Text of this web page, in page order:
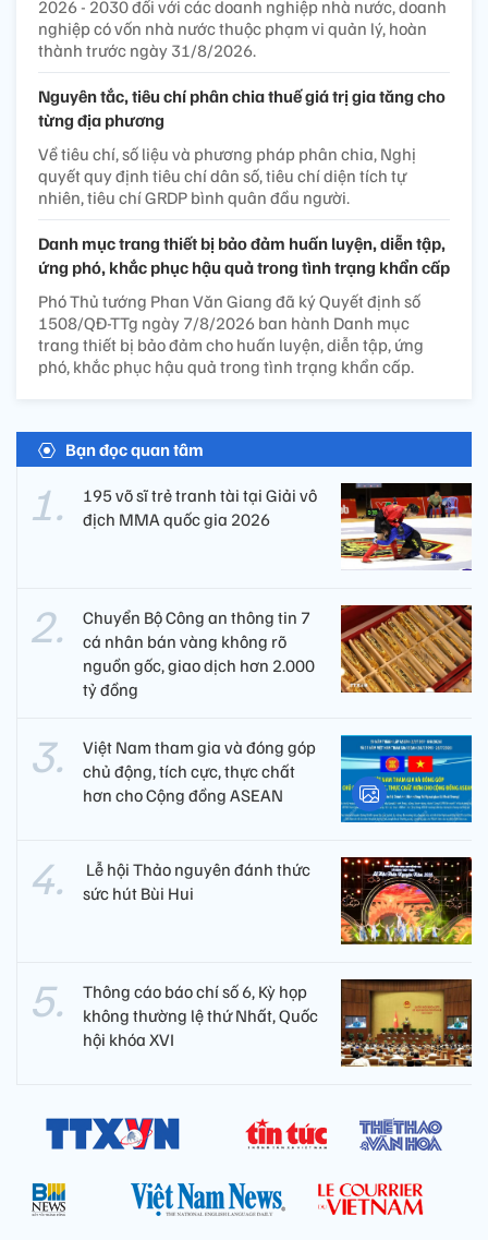
2026 - 2030 đối với các doanh nghiệp nhà nước, doanh
nghiệp có vốn nhà nước thuộc phạm vi quản lý, hoàn
thành trước ngày 31/8/2026.
Nguyên tắc, tiêu chí phân chia thuế giá trị gia tăng cho
từng địa phương
Về tiêu chí, số liệu và phương pháp phân chia, Nghị
quyết quy định tiêu chí dân số, tiêu chí diện tích tự
nhiên, tiêu chí GRDP bình quân đầu người.
Danh mục trang thiết bị bảo đảm huấn luyện, diễn tập,
ứng phó, khắc phục hậu quả trong tình trạng khẩn cấp
Phó Thủ tướng Phan Văn Giang đã ký Quyết định số
1508/QĐ-TTg ngày 7/8/2026 ban hành Danh mục
trang thiết bị bảo đảm cho huấn luyện, diễn tập, ứng
phó, khắc phục hậu quả trong tình trạng khẩn cấp.
Bạn đọc quan tâm
195 võ sĩ trẻ tranh tài tại Giải vô
địch MMA quốc gia 2026
Chuyển Bộ Công an thông tin 7
cá nhân bán vàng không rõ
nguồn gốc, giao dịch hơn 2.000
tỷ đồng
Việt Nam tham gia và đóng góp
chủ động, tích cực, thực chất
hơn cho Cộng đồng ASEAN
​ Lễ hội Thảo nguyên đánh thức
sức hút Bùi Hui
Thông cáo báo chí số 6, Kỳ họp
không thường lệ thứ Nhất, Quốc
hội khóa XVI